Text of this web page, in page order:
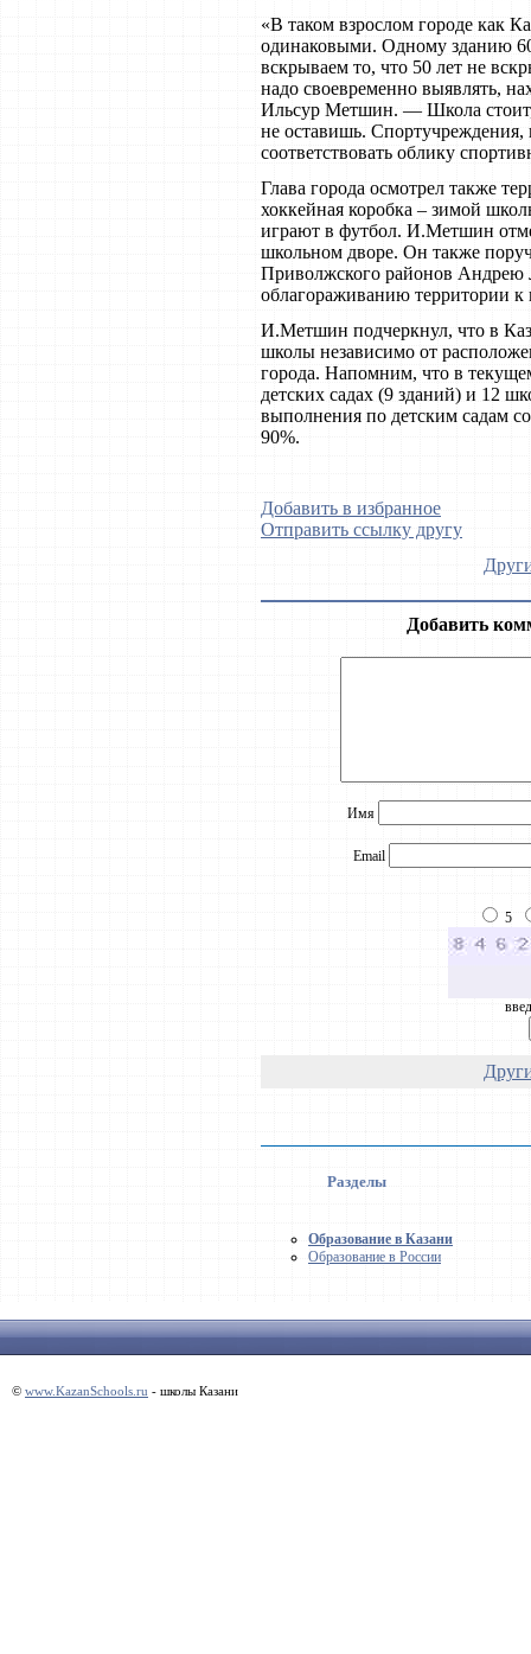
«В таком взрослом городе как
одинаковыми. Одному зданию
вскрываем то, что 50 лет не
надо своевременно выявлять,
Ильсур Метшин. — Школа стоит,
не оставишь.
соответствовать облику
Глава города осмотрел также
хоккейная коробка – зимой
играют в футбол. И.Метшин
школьном дворе. Он также
Приволжского районов Андрею
облагораживанию территории к
И.Метшин подчеркнул, что в
школы независимо от
города. Напомним, что в
детских садах (9 зданий) и 12
выполнения по детским садам
90%.
Добавить в избранное
Отправить ссылку другу
Добавить
Имя
Email
5
Разделы
Образование в Казани
Образование в России
© www.KazanSchools.ru - школы Казани